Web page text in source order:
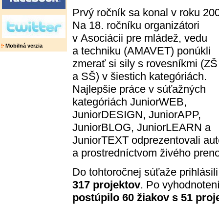
Mobilná verzia
Prvý ročník sa konal v roku
Na 18. ročníku organizátori
v Asociácii pre mládež, vedu
a techniku (AMAVET) ponúkli
zmerať si sily s rovesníkmi (ZŠ
a SŠ) v šiestich kategóriách.
Najlepšie práce v súťažných
kategóriách JuniorWEB,
JuniorDESIGN, JuniorAPP,
JuniorBLOG, JuniorLEARN a
JuniorTEXT odprezentovali
a prostredníctvom živého
Do tohtoročnej súťaže
317 projektov. Po
postúpilo 60 žiakov s 51